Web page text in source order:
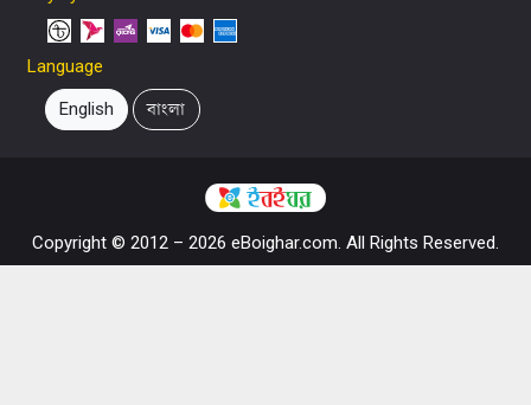
Language
English বাংলা
Copyright © 2012 – 2026 eBoighar.com. All Rights Reserved.